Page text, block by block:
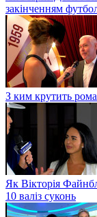
закінченням
З ким крутить
Як Вікторія
10 валіз суконь